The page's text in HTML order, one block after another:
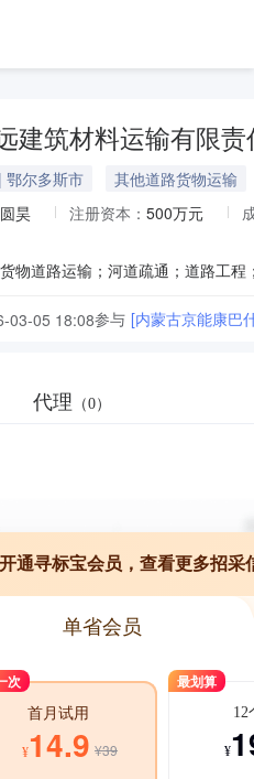
建筑材料运输有限责
鄂尔多斯市
其他道路货物运输
昊 注册资本： 500万元
03-05 18:08参与 [内蒙古京能康巴
代理 （0）
开通寻标宝会员，查看更多招采
单省会员
次
首月试用
¥14.9 ¥39
最划算
12
¥